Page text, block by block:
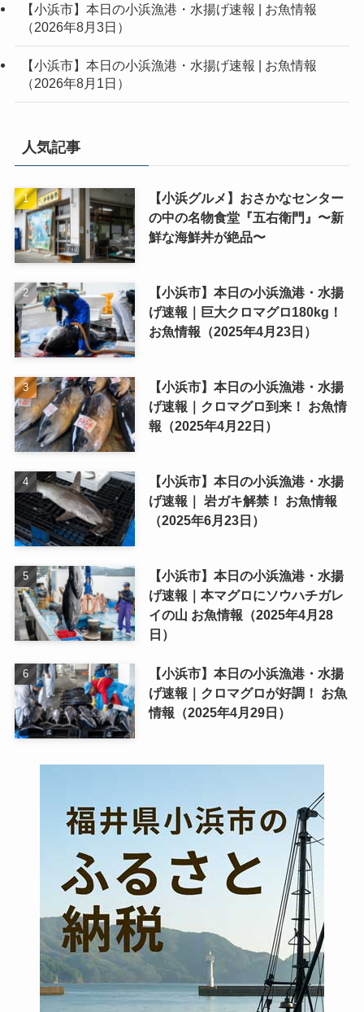
【小浜市】本日の小浜漁港・水揚げ速報 | お魚情報
（2026年8月3日）
【小浜市】本日の小浜漁港・水揚げ速報 | お魚情報
（2026年8月1日）
人気記事
【小浜グルメ】おさかなセンター
の中の名物食堂『五右衛門』〜新
鮮な海鮮丼が絶品〜
【小浜市】本日の小浜漁港・水揚
げ速報｜巨大クロマグロ180kg！
お魚情報（2025年4月23日）
【小浜市】本日の小浜漁港・水揚
げ速報｜クロマグロ到来！ お魚情
報（2025年4月22日）
【小浜市】本日の小浜漁港・水揚
げ速報｜ 岩ガキ解禁！ お魚情報
（2025年6月23日）
【小浜市】本日の小浜漁港・水揚
げ速報｜本マグロにソウハチガレ
イの山 お魚情報（2025年4月28
日）
【小浜市】本日の小浜漁港・水揚
げ速報｜クロマグロが好調！ お魚
情報（2025年4月29日）